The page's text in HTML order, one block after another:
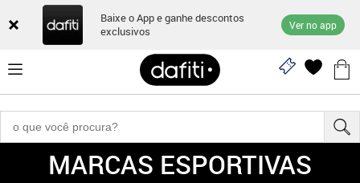
Baixe o App e ganhe descontos
exclusivos
Ver no app
"210000564"MARCAS ESPORTIVAS